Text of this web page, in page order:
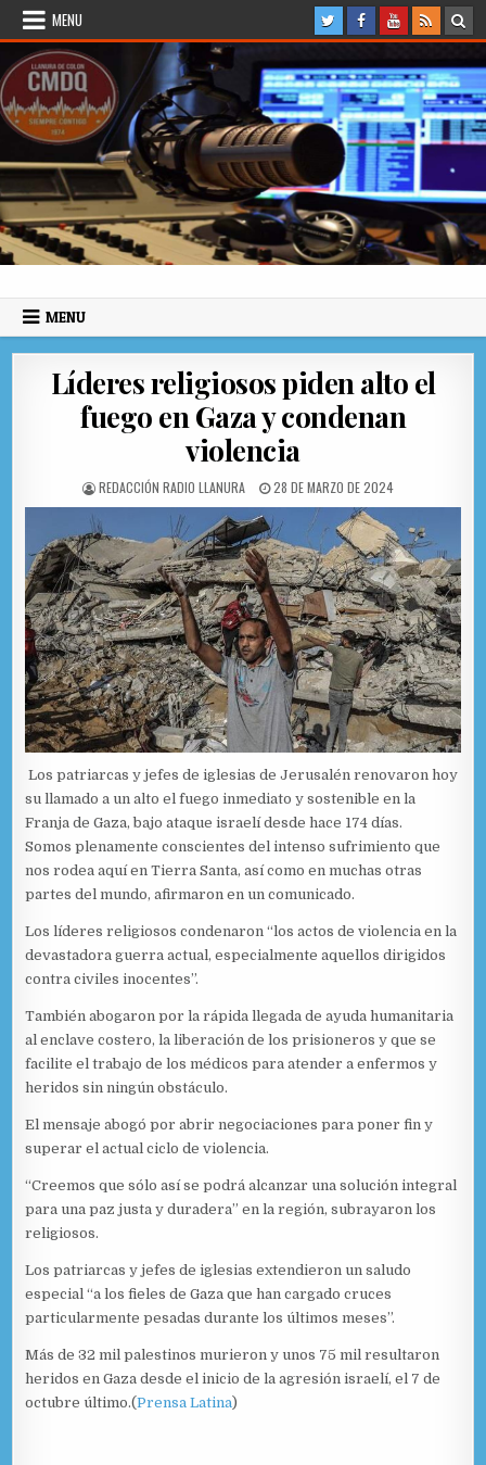
Skip to content
MENU
Radio Llanura de Colón
MENU
Líderes religiosos piden alto el
fuego en Gaza y condenan
violencia
AUTHOR:
REDACCIÓN RADIO LLANURA PUBLISHED DATE:
28 DE MARZO DE 2024
Los patriarcas y jefes de iglesias de Jerusalén renovaron hoy
su llamado a un alto el fuego inmediato y sostenible en la
Franja de Gaza, bajo ataque israelí desde hace 174 días.
Somos plenamente conscientes del intenso sufrimiento que
nos rodea aquí en Tierra Santa, así como en muchas otras
partes del mundo, afirmaron en un comunicado.
Los líderes religiosos condenaron “los actos de violencia en la
devastadora guerra actual, especialmente aquellos dirigidos
contra civiles inocentes”.
También abogaron por la rápida llegada de ayuda humanitaria
al enclave costero, la liberación de los prisioneros y que se
facilite el trabajo de los médicos para atender a enfermos y
heridos sin ningún obstáculo.
El mensaje abogó por abrir negociaciones para poner fin y
superar el actual ciclo de violencia.
“Creemos que sólo así se podrá alcanzar una solución integral
para una paz justa y duradera” en la región, subrayaron los
religiosos.
Los patriarcas y jefes de iglesias extendieron un saludo
especial “a los fieles de Gaza que han cargado cruces
particularmente pesadas durante los últimos meses”.
Más de 32 mil palestinos murieron y unos 75 mil resultaron
heridos en Gaza desde el inicio de la agresión israelí, el 7 de
octubre último.(Prensa Latina)